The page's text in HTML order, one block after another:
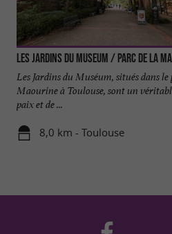
Les Jardins du Museum / Parc de la
Les Jardins du Muséum, situés dans le
Maourine à Toulouse, sont un
paix et de ...
8,0 km - Toulouse